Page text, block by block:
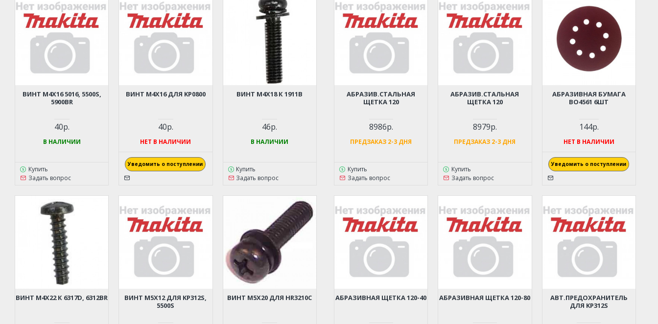
ВИНТ M4Х16 5016, 5500S,
5900BR
40р.
В НАЛИЧИИ
Купить
Задать вопрос
ВИНТ M4Х16 ДЛЯ KP0800
40р.
НЕТ В НАЛИЧИИ
Уведомить о поступлении
ВИНТ M4Х18 К 1911B
46р.
В НАЛИЧИИ
Купить
Задать вопрос
ВИНТ M4Х22 К 6317D, 6312BR
ВИНТ M5Х12 ДЛЯ KP312S,
5500S
ВИНТ M5Х20 ДЛЯ HR3210C
АБРАЗИВ.СТАЛЬНАЯ
ЩЕТКА 120
8986р.
ПРЕДЗАКАЗ 2-3 ДНЯ
Купить
Задать вопрос
АБРАЗИВ.СТАЛЬНАЯ
ЩЕТКА 120
8979р.
ПРЕДЗАКАЗ 2-3 ДНЯ
Купить
Задать вопрос
АБРАЗИВНАЯ БУМАГА
BO4561 6ШТ
144р.
НЕТ В НАЛИЧИИ
Уведомить о поступлении
АБРАЗИВНАЯ ЩЕТКА 120-40 АБРАЗИВНАЯ ЩЕТКА 120-80
АВТ.ПРЕДОХРАНИТЕЛЬ
ДЛЯ KP312S